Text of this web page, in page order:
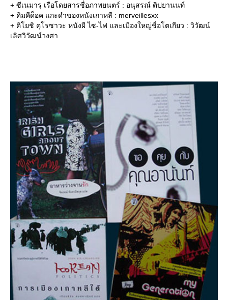
+ ซีเนมารุ เรือโดยสารชื่อภาพยนตร์ : อนุสรณ์ ติปยานนท์
+ คิมคีด็อค แกะดำของหนังเกาหลี : merveillesxx
+ คิโยชิ คุโรซาวะ หนังผี ไซ-ไฟ และเมืองใหญ่ชื่อโตเกียว : วิวัฒน์
เลิศวิวัฒน์วงศา